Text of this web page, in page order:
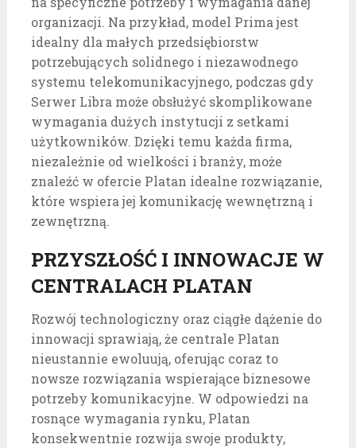
organizacji. Na przykład, model Prima jest
idealny dla małych przedsiębiorstw
potrzebujących solidnego i niezawodnego
systemu telekomunikacyjnego, podczas gdy
Serwer Libra może obsłużyć skomplikowane
wymagania dużych instytucji z setkami
użytkowników. Dzięki temu każda firma,
niezależnie od wielkości i branży, może
znaleźć w ofercie Platan idealne rozwiązanie,
które wspiera jej komunikację wewnętrzną i
zewnętrzną.
PRZYSZŁOŚĆ I INNOWACJE W
CENTRALACH PLATAN
Rozwój technologiczny oraz ciągłe dążenie do
innowacji sprawiają, że centrale Platan
nieustannie ewoluują, oferując coraz to
nowsze rozwiązania wspierające biznesowe
potrzeby komunikacyjne. W odpowiedzi na
rosnące wymagania rynku, Platan
konsekwentnie rozwija swoje produkty,